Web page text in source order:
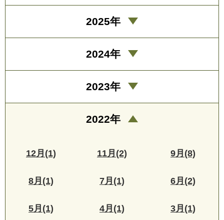
2025年
2024年
2023年
2022年
12月(1) 11月(2) 9月(8)
8月(1) 7月(1) 6月(2)
5月(1) 4月(1) 3月(1)